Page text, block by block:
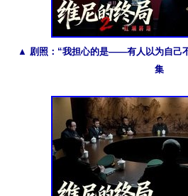
▲ 剧照：“我担心的是——有人以为自己
集